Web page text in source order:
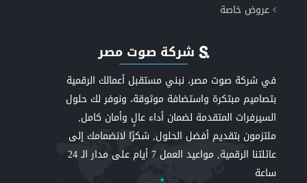
عروض خاصة
شركة صوت مصر
في شركة صوت مصر، نبني مستقبل أعمالك الرقمية
بتصاميم مبتكرة واستضافة موثوقة، ونوفر لك حلول
السيرفرات المتقدمة لضمان أداء عالٍ وأمان كامل,
ملتزمون بتقديم أفضل الحلول, شكرًا لانضمامك إلى
عائلتنا الرقمية, مواعيد العمل 7 أيام على مدار الـ 24
ساعة